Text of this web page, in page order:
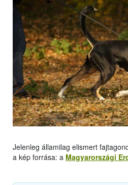
Jelenleg államilag elismert
a kép forrása: a Magyarországi